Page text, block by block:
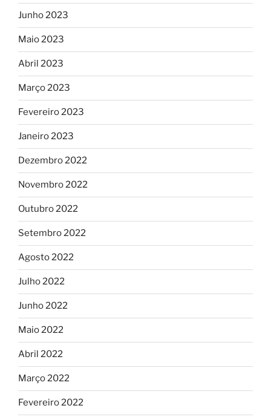
Junho 2023
Maio 2023
Abril 2023
Março 2023
Fevereiro 2023
Janeiro 2023
Dezembro 2022
Novembro 2022
Outubro 2022
Setembro 2022
Agosto 2022
Julho 2022
Junho 2022
Maio 2022
Abril 2022
Março 2022
Fevereiro 2022